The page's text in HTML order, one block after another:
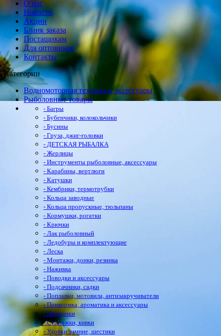
О нас
Новости
Акции
Бланк заказа
Постащикам
Для оптовиков
Контакты
Категории
Водномоторная техника и аксессуары
Рыболовные товары
- Багры
- Бубенчики, колокольчики
- Бусины
- Груза, джиг-головки
- ДЕТСКАЯ РЫБАЛКА
- Жерлицы
- Инструменты рыболовные, аксессуары
- Карабины, вертлюги
- Катушки
- Кембрики, термотрубки
- Кольца заводные
- Кольца пропускные, тюльпаны
- Кормушки, рогатки
- Крючки
- Лак рыболовный
- Ледобуры и комплектующие
- Леска
- Монтажи, донки, резинка
- Наживка
- Поводки и аксессуары
- Подсачники, садки
- Поплавки, мотовила, антизакручиватели
- Прикормка, ароматика и аксессуары
- Приманки
- Сторожки, кивки
- Удочки зимние, шестики